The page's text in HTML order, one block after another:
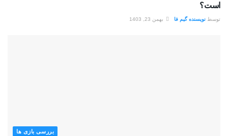
است؟
توسط نویسنده گیم فا بهمن 23, 1403
بررسی بازی ها